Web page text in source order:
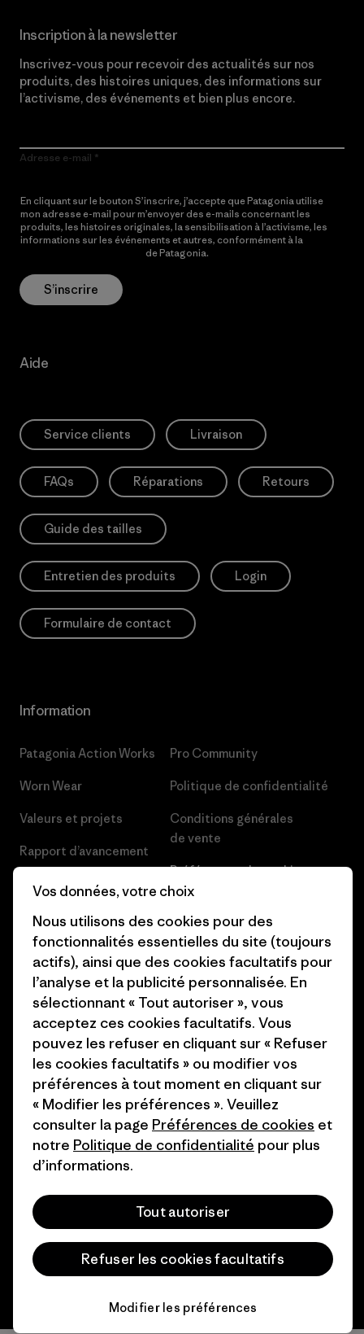
Inscription à la newsletter
Inscrivez-vous pour recevoir des actualités sur nos
produits, des histoires uniques, des informations sur
l’activisme, des événements et bien plus encore.
Adresse e-mail
En cliquant sur le bouton S’inscrire, j’accepte que Patagonia utilise
mon adresse e-mail pour m’envoyer des e-mails concernant les
produits, les histoires originales, la sensibilisation à l’activisme, les
informations sur les événements et autres, conformément à la
de Patagonia.
S’inscrire
Aide
Service clients Livraison
FAQs Réparations Retours
Guide des tailles
Entretien des produits Login
Formulaire de contact
Information
Patagonia Action Works
Worn Wear
Valeurs et projets
Rapport d’avancement
Business Unusual
Objectifs climatiques
1% For The Planet
Comment nous finançons
Nos magasins
Pro Community
Politique de confidentialité
Conditions générales
de vente
Préférences de cookie
Presse et media
Industry program
Programme d’affiliation
Patagonia Suisse Plan du site
© 2026 Patagonia, Inc. All Rights Reserved.
français
Vos données, votre choix
Nous utilisons des cookies pour des
fonctionnalités essentielles du site (toujours
actifs), ainsi que des cookies facultatifs pour
l’analyse et la publicité personnalisée. En
sélectionnant « Tout autoriser », vous
acceptez ces cookies facultatifs. Vous
pouvez les refuser en cliquant sur « Refuser
les cookies facultatifs » ou modifier vos
préférences à tout moment en cliquant sur
« Modifier les préférences ». Veuillez
consulter la page Préférences de cookies et
notre Politique de confidentialité pour plus
d’informations.
Tout autoriser
Refuser les cookies facultatifs
Modifier les préférences